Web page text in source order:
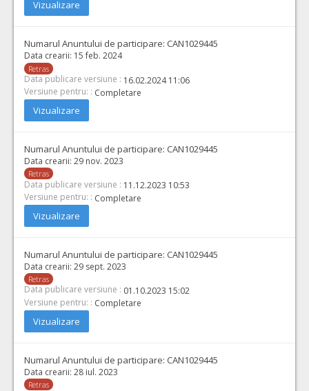
Vizualizare
Numarul Anuntului de participare: CAN1029445
Data crearii: 15 feb. 2024
Retras
Data publicare versiune : 16.02.2024 11:06
Versiune pentru: : Completare
Vizualizare
Numarul Anuntului de participare: CAN1029445
Data crearii: 29 nov. 2023
Retras
Data publicare versiune : 11.12.2023 10:53
Versiune pentru: : Completare
Vizualizare
Numarul Anuntului de participare: CAN1029445
Data crearii: 29 sept. 2023
Retras
Data publicare versiune : 01.10.2023 15:02
Versiune pentru: : Completare
Vizualizare
Numarul Anuntului de participare: CAN1029445
Data crearii: 28 iul. 2023
Retras